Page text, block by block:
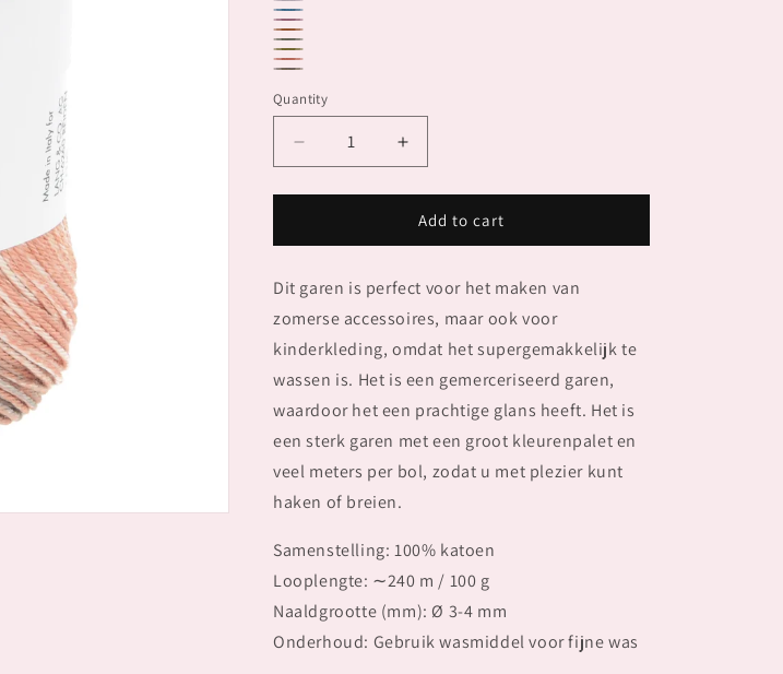
1088.0013
1088.0012
1088.0011
1088.0010
1088.0006
1088.0004
1088.0003
1088.0002
Quantity
Decrease
quantity
for
DEGRADE
Increase
quantity
for
QUATTRO
DEGRADE
Add to cart
Dit garen is perfect voor het maken van
zomerse accessoires, maar ook voor
kinderkleding, omdat het supergemakkelijk te
wassen is. Het is een gemerceriseerd garen,
waardoor het een prachtige glans heeft. Het is
een sterk garen met een groot kleurenpalet en
veel meters per bol, zodat u met plezier kunt
haken of breien.
Samenstelling: 100% katoen
Looplengte: ∼240 m / 100 g
Naaldgrootte (mm): Ø 3-4 mm
Onderhoud: Gebruik wasmiddel voor fijne was